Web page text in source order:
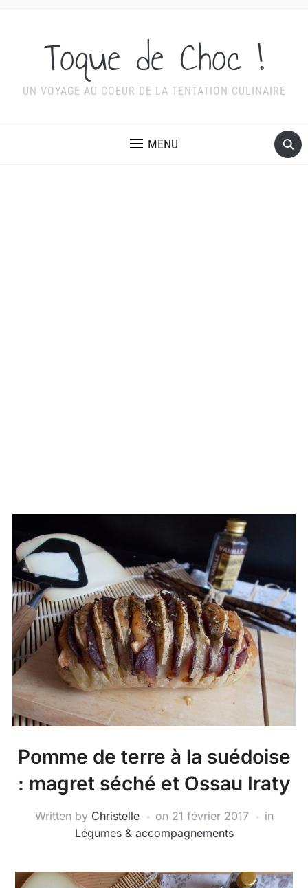
Toque de Choc !
UN VOYAGE AU COEUR DE LA TENTATION CULINAIRE
MENU
Pomme de terre à la suédoise
: magret séché et Ossau Iraty
Written by Christelle on 21 février 2017
in
Légumes & accompagnements